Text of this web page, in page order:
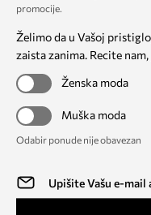
promocije.
Želimo da u Vašoj
zaista zanima. Recite
Ženska moda
Muška moda
Odabir ponude nije obavezan